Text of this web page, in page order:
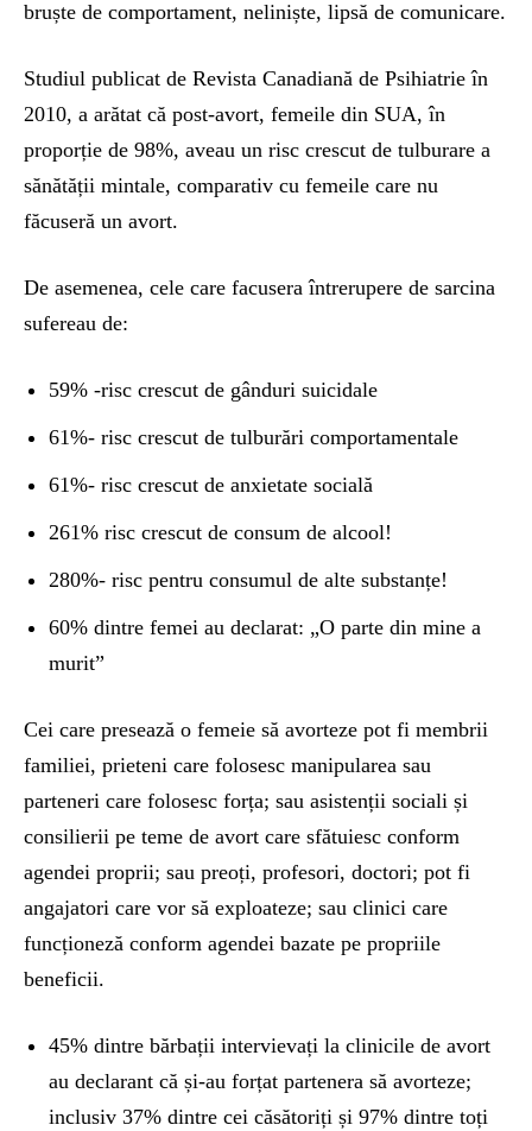
bruște de comportament, neliniște, lipsă de comunicare.
Studiul publicat de Revista Canadiană de Psihiatrie în
2010, a arătat că post-avort, femeile din SUA, în
proporție de 98%, aveau un risc crescut de tulburare a
sănătății mintale, comparativ cu femeile care nu
făcuseră un avort.
De asemenea, cele care facusera întrerupere de sarcina
sufereau de:
59% -risc crescut de gânduri suicidale
61%- risc crescut de tulburări comportamentale
61%- risc crescut de anxietate socială
261% risc crescut de consum de alcool!
280%- risc pentru consumul de alte substanțe!
60% dintre femei au declarat: „O parte din mine a
murit”
Cei care presează o femeie să avorteze pot fi membrii
familiei, prieteni care folosesc manipularea sau
parteneri care folosesc forța; sau asistenții sociali și
consilierii pe teme de avort care sfătuiesc conform
agendei proprii; sau preoți, profesori, doctori; pot fi
angajatori care vor să exploateze; sau clinici care
funcționeză conform agendei bazate pe propriile
beneficii.
45% dintre bărbații intervievați la clinicile de avort
au declarant că și-au forțat partenera să avorteze;
inclusiv 37% dintre cei căsătoriți și 97% dintre toți